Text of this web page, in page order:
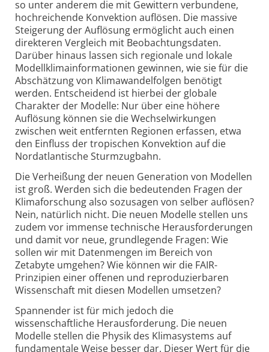
so unter anderem die mit Gewittern verbundene,
hochreichende Konvektion auflösen. Die massive
Steigerung der Auflösung ermöglicht auch einen
direkteren Vergleich mit Beobachtungsdaten.
Darüber hinaus lassen sich regionale und lokale
Modellklimainformationen gewinnen, wie sie für die
Abschätzung von Klimawandelfolgen benötigt
werden. Entscheidend ist hierbei der globale
Charakter der Modelle: Nur über eine höhere
Auflösung können sie die Wechselwirkungen
zwischen weit entfernten Regionen erfassen, etwa
den Einfluss der tropischen Konvektion auf die
Nordatlantische Sturmzugbahn.
Die Verheißung der neuen Generation von Modellen
ist groß. Werden sich die bedeutenden Fragen der
Klimaforschung also sozusagen von selber auflösen?
Nein, natürlich nicht. Die neuen Modelle stellen uns
zudem vor immense technische Herausforderungen
und damit vor neue, grundlegende Fragen: Wie
sollen wir mit Datenmengen im Bereich von
Zetabyte umgehen? Wie können wir die FAIR-
Prinzipien einer offenen und reproduzierbaren
Wissenschaft mit diesen Modellen umsetzen?
Spannender ist für mich jedoch die
wissenschaftliche Herausforderung. Die neuen
Modelle stellen die Physik des Klimasystems auf
fundamentale Weise besser dar. Dieser Wert für die